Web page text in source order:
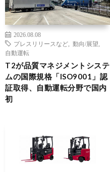
2026.08.08
プレスリリースなど
動向/展望
自動運転
T2が品質マネジメントシステ
ムの国際規格「ISO9001」認
証取得、自動運転分野で国内
初